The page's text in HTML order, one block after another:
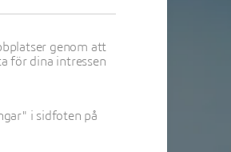
genom att
för dina intressen
i sidfoten på